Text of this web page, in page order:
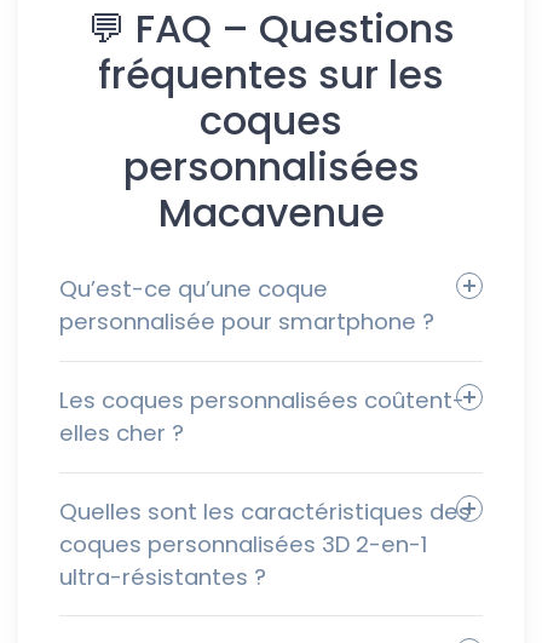
💬 FAQ – Questions
fréquentes sur les
coques
personnalisées
Macavenue
Qu’est-ce qu’une coque
personnalisée pour smartphone ?
Les coques personnalisées coûtent-
elles cher ?
Quelles sont les caractéristiques des
coques personnalisées 3D 2-en-1
ultra-résistantes ?